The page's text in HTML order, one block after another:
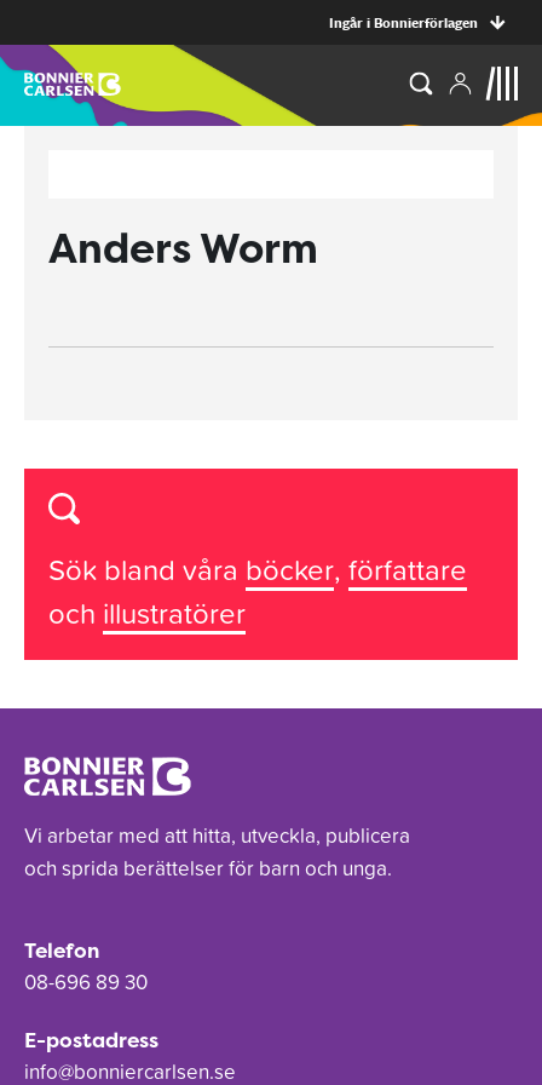
Ingår i Bonnierförlagen
Anders Worm
Sök bland våra böcker, författare
och illustratörer
Vi arbetar med att hitta, utveckla, publicera
och sprida berättelser för barn och unga.
Telefon
08-696 89 30
E-postadress
info@bonniercarlsen.se